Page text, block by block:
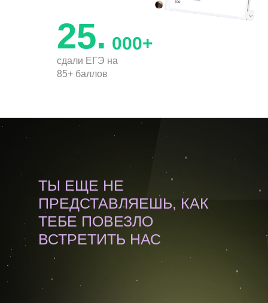
25. 000+
сдали ЕГЭ на
85+ баллов
ТЫ ЕЩЕ НЕ
ПРЕДСТАВЛЯЕШЬ, КАК
ТЕБЕ ПОВЕЗЛО
ВСТРЕТИТЬ НАС